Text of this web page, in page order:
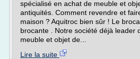
spécialisé en achat de meuble et
antiquités. Comment revendre et
maison ? Aquitroc bien sûr ! Le
brocante . Notre société déjà leader
meuble et objet de...
Lire la suite